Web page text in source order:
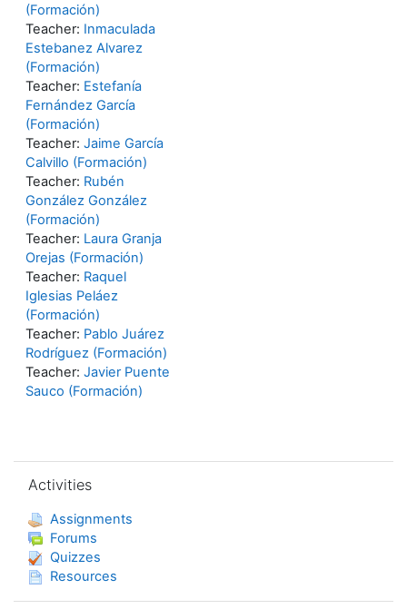
(Formación)
Teacher: Inmaculada
Estebanez Alvarez
(Formación)
Teacher: Estefanía
Fernández García
(Formación)
Teacher: Jaime García
Calvillo (Formación)
Teacher: Rubén
González González
(Formación)
Teacher: Laura Granja
Orejas (Formación)
Teacher: Raquel
Iglesias Peláez
(Formación)
Teacher: Pablo Juárez
Rodríguez (Formación)
Teacher: Javier Puente
Sauco (Formación)
Activities
Assignments
Forums
Quizzes
Resources